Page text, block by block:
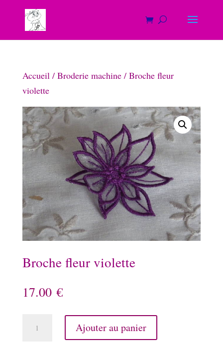
Accueil/ Broderie machine/ Broche fleur
violette
Broche fleur violette
17.00 €
Ajouter au panier